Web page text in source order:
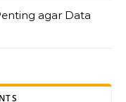
agar Data